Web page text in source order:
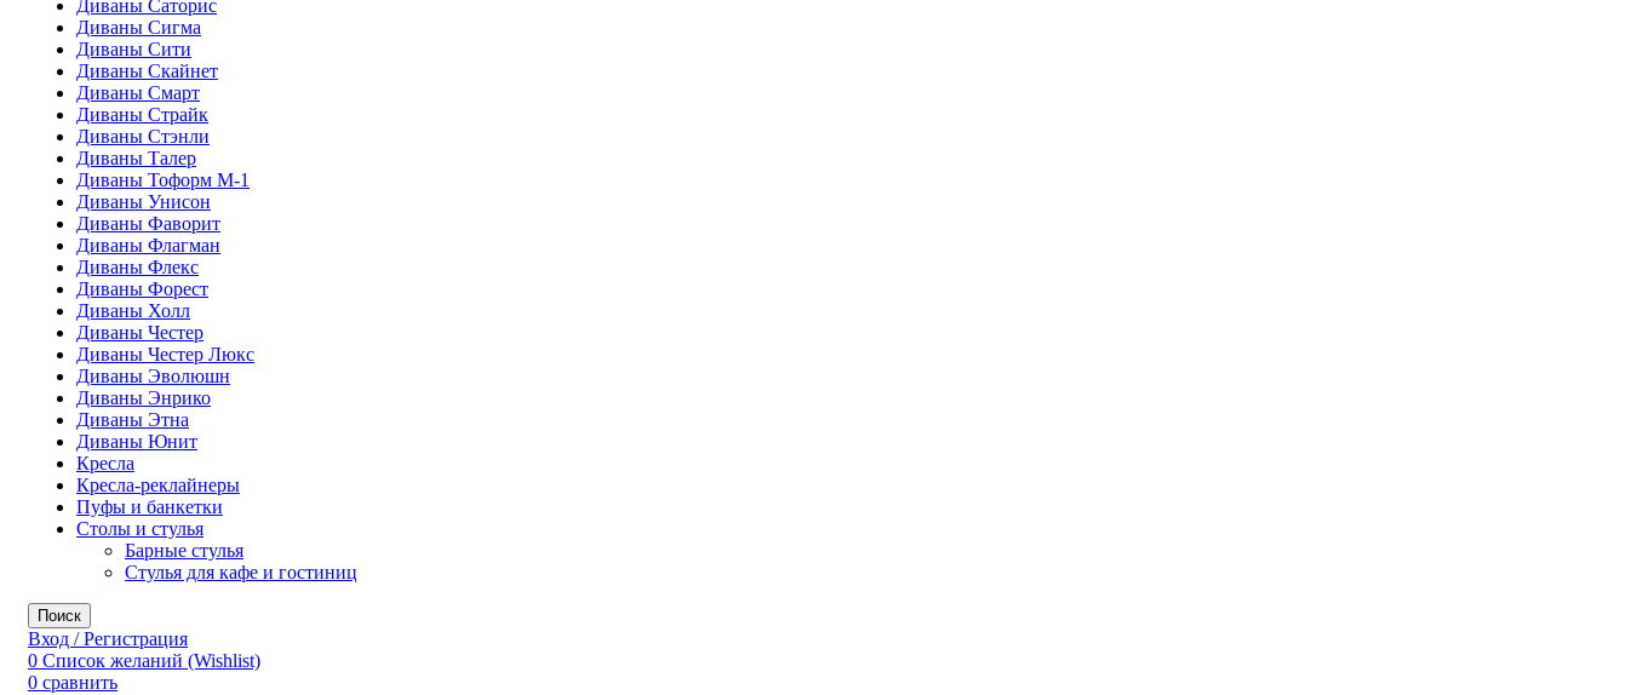
Диваны Саторис
Диваны Сигма
Диваны Сити
Диваны Скайнет
Диваны Смарт
Диваны Страйк
Диваны Стэнли
Диваны Талер
Диваны Тоформ М-1
Диваны Унисон
Диваны Фаворит
Диваны Флагман
Диваны Флекс
Диваны Форест
Диваны Холл
Диваны Честер
Диваны Честер Люкс
Диваны Эволюшн
Диваны Энрико
Диваны Этна
Диваны Юнит
Кресла
Кресла-реклайнеры
Пуфы и банкетки
Столы и стулья
Барные стулья
Стулья для кафе и гостиниц
Поиск
Вход / Регистрация
0 Список желаний (Wishlist)
0 сравнить